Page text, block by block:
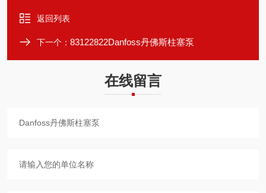
返回列表
下一个： 83122822Danfoss丹佛斯柱塞泵
在线留言